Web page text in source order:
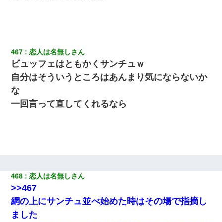
私『貯金貯まったし、やっと家建てられるね！』夫「実家を二世
帯住宅にした。それに貯金使った」→私『離婚しよう』夫「え
っ」私『使った貯金はあげるから』→すると…
童貞俺、宅飲みした女友達2人を家に泊めた結果ｗｗｗｗｗｗ
旦那の元カノをSNSで探して写真を保存して顔面評価スレで写真
を晒してた。ほとんどがブスという評価の中で二人ほど意外に好
評価で苦々しく思った
467 恋人は名無しさん
ビュッフェはともかくサンチュｗ
自分はそういうところはあんまり気にならないか
な
一回言って直してくれるなら
468 恋人は名無しさん
>>467
網の上にサンチュ並べ始めた時はその場で指摘し
ました